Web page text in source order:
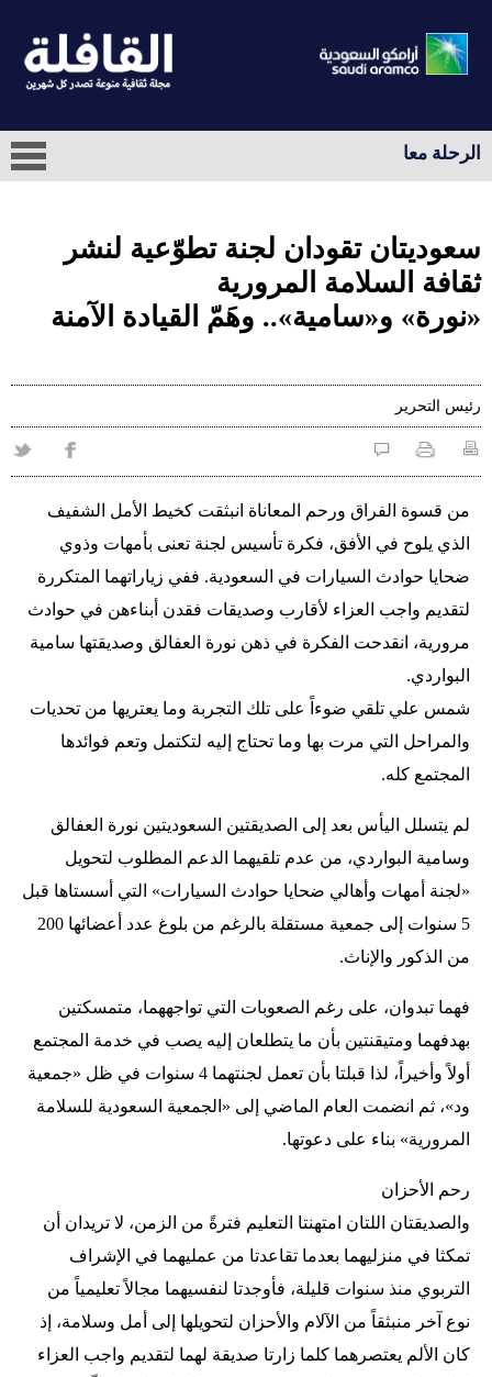
الرحلة معا
سعوديتان تقودان لجنة تطوّعية لنشر
ثقافة السلامة المرورية
«نورة» و«سامية».. وهَمّ القيادة الآمنة
رئيس التحرير
من قسوة الفراق ورحم المعاناة انبثقت كخيط الأمل الشفيف
الذي يلوح في الأفق، فكرة تأسيس لجنة تعنى بأمهات وذوي
ضحايا حوادث السيارات في السعودية. ففي زياراتهما المتكررة
لتقديم واجب العزاء لأقارب وصديقات فقدن أبناءهن في حوادث
مرورية، انقدحت الفكرة في ذهن نورة العفالق وصديقتها سامية
البواردي.
شمس علي تلقي ضوءاً على تلك التجربة وما يعتريها من تحديات
والمراحل التي مرت بها وما تحتاج إليه لتكتمل وتعم فوائدها
المجتمع كله.
لم يتسلل اليأس بعد إلى الصديقتين السعوديتين نورة العفالق
وسامية البواردي، من عدم تلقيهما الدعم المطلوب لتحويل
«لجنة أمهات وأهالي ضحايا حوادث السيارات» التي أسستاها قبل
5 سنوات إلى جمعية مستقلة بالرغم من بلوغ عدد أعضائها 200
من الذكور والإناث.
فهما تبدوان، على رغم الصعوبات التي تواجههما، متمسكتين
بهدفهما ومتيقنتين بأن ما يتطلعان إليه يصب في خدمة المجتمع
أولاً وأخيراً، لذا قبلتا بأن تعمل لجنتهما 4 سنوات في ظل «جمعية
ود»، ثم انضمت العام الماضي إلى «الجمعية السعودية للسلامة
المرورية» بناء على دعوتها.
رحم الأحزان
والصديقتان اللتان امتهنتا التعليم فترةً من الزمن، لا تريدان أن
تمكثا في منزليهما بعدما تقاعدتا من عمليهما في الإشراف
التربوي منذ سنوات قليلة، فأوجدتا لنفسيهما مجالاً تعليمياً من
نوع آخر منبثقاً من الآلام والأحزان لتحويلها إلى أمل وسلامة، إذ
كان الألم يعتصرهما كلما زارتا صديقة لهما لتقديم واجب العزاء